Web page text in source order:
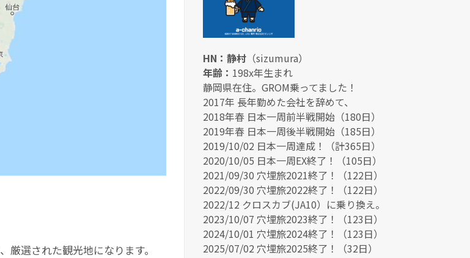
、厳選された観光地になります。
HN：静村 （sizumura）
年齢： 198x年生まれ
静岡県在住。GROM乗ってました！
2017年 長年勤めた会社を辞めて、
2018年春 日本一周前半戦開始（180日）
2019年春 日本一周後半戦開始（185日）
2019/10/02 日本一周達成！（計365日）
2020/10/05 日本一周EX終了！（105日）
2021/09/30 穴埋旅2021終了！（122日）
2022/09/30 穴埋旅2022終了！（122日）
2022/12 クロスカブ(JA10）に乗り換え。
2023/10/07 穴埋旅2023終了！（123日）
2024/10/01 穴埋旅2024終了！（123日）
2025/07/02 穴埋旅2025終了！（32日）